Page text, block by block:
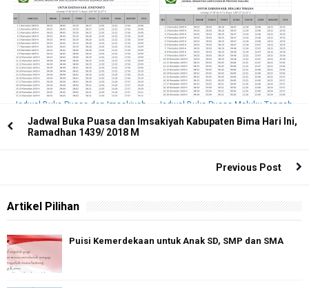
Pangkejene dan Kepulauan 2018 /
1439 H
Gowa, 2018 / 1439 H
Jadwal Buka Puasa dan Imsakiyah
Jadwal Buka Puasa Maluku Tengah
H
Jadwal Buka Puasa dan Imsakiyah Kabupaten Bima Hari Ini,
Ramadhan 1439/ 2018 M
Previous Post
Artikel Pilihan
Puisi Kemerdekaan untuk Anak SD, SMP dan SMA